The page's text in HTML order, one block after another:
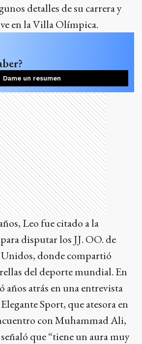
detalles de su carrera y
en la Villa Olímpica.
Dame un resumen
Leo fue citado a la
disputar los JJ. OO. de
donde compartió
del deporte mundial. En
años atrás en una entrevista
Sport, que atesora en
con Muhammad Ali,
que “tiene un aura muy